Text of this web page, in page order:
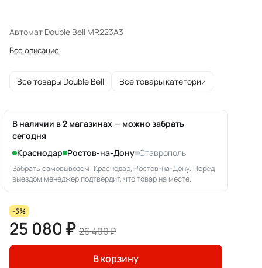
Автомат Double Bell MR223A3
Все описание
Все товары Double Bell Все товары категории
В наличии в 2 магазинах — можно забрать
сегодня
Краснодар Ростов-на-Дону Ставрополь
Забрать самовывозом: Краснодар, Ростов-на-Дону. Перед
выездом менеджер подтвердит, что товар на месте.
-5%
25 080 ₽ 26 400 ₽
В корзину